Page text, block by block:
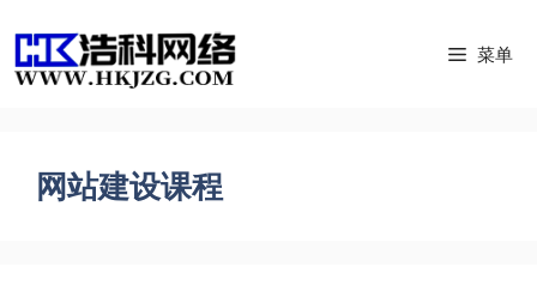
至
菜单
网站建设课程